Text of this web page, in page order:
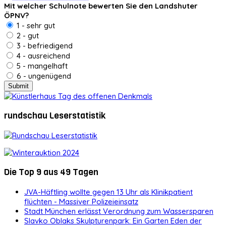
Mit welcher Schulnote bewerten Sie den Landshuter
ÖPNV?
1 - sehr gut
2 - gut
3 - befriedigend
4 - ausreichend
5 - mangelhaft
6 - ungenügend
rundschau Leserstatistik
Die Top 9 aus 49 Tagen
JVA-Häftling wollte gegen 13 Uhr als Klinikpatient
flüchten - Massiver Polizeieinsatz
Stadt München erlässt Verordnung zum Wassersparen
Slavko Oblaks Skulpturenpark: Ein Garten Eden der